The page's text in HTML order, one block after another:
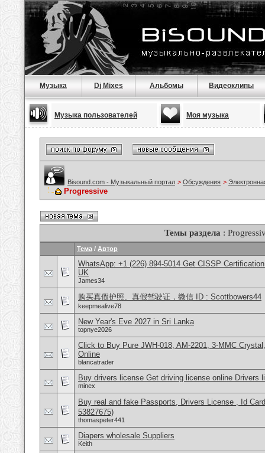
Музыка Dj Mixes Альбомы Видеоклипы
Музыка пользователей Моя музыка
Bisound.com - Музыкальный портал > Обсуждения >
Progressive
Темы раздела :
Тема / Автор
WhatsApp: +1 (226) 894-5014​ Get CISSP
UK
James34
购买真假护照、真假驾驶证，微信 ID : Scottbowers44
keepmealive78
New Year's Eve 2027 in Sri Lanka
topnye2026
Click to Buy Pure JWH-018, AM-2201, 3-MMC
Online
blancatrader
Buy drivers license Get driving license online Drivers
minex
Buy real and fake Passports, Drivers License , Id
53827675)
thomaspeter441
Diapers wholesale Suppliers
Keith